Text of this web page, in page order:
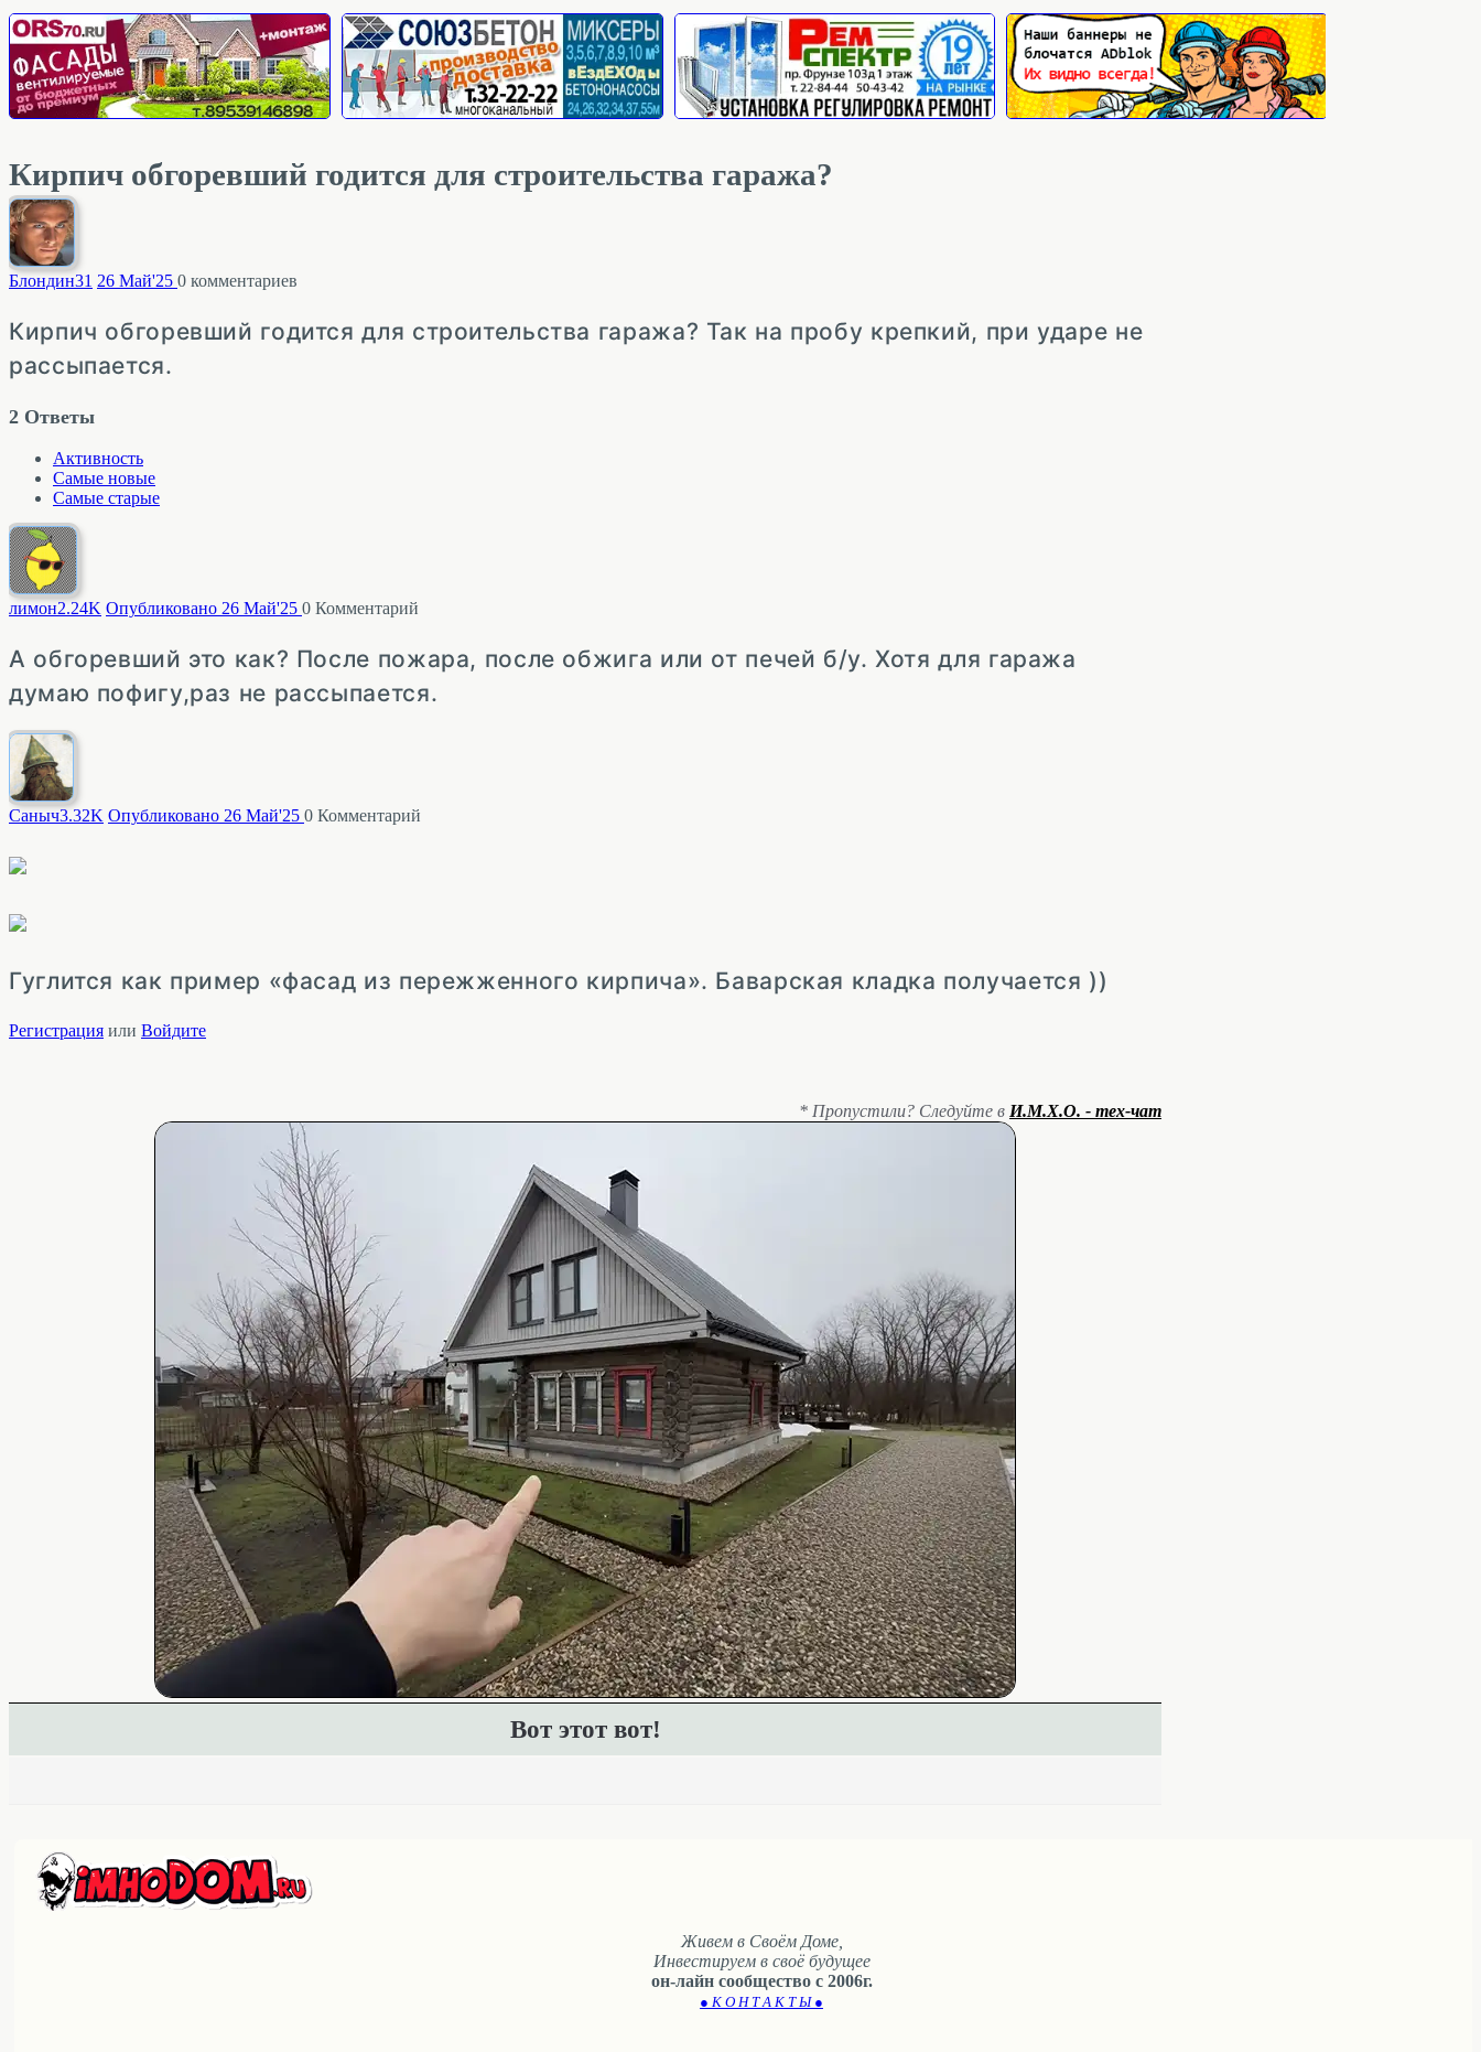
Кирпич обгоревший годится для строительства гаража?
Блондин31 26 Май'25 0 комментариев
Кирпич обгоревший годится для строительства гаража? Так на пробу крепкий, при ударе не
рассыпается.
2 Ответы
Активность
Самые новые
Самые старые
лимон2.24K Опубликовано 26 Май'25 0 Комментарий
А обгоревший это как? После пожара, после обжига или от печей б/у. Хотя для гаража
думаю пофигу,раз не рассыпается.
Саныч3.32K Опубликовано 26 Май'25 0 Комментарий
Гуглится как пример «фасад из пережженного кирпича». Баварская кладка получается ))
Регистрация или Войдите
* Пропустили? Следуйте в И.М.Х.О. - тех-чат
Вот этот вот!
Живем в Своём Доме,
Инвестируем в своё будущее
он-лайн сообщество с 2006г.
● К О Н Т А К Т Ы ●